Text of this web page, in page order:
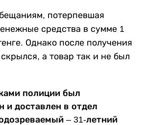
потерпевшая
средства в сумме 1
Однако после получения
а товар так и не был
полиции был
и доставлен в отдел
– 31-летний